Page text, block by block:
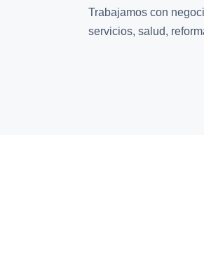
Trabajamos con
servicios, salud,